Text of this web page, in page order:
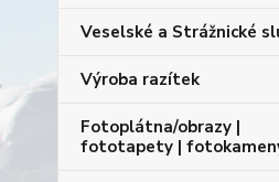
Veselské a Strážnické
Výroba razítek
Fotoplátna/obrazy |
fototapety |